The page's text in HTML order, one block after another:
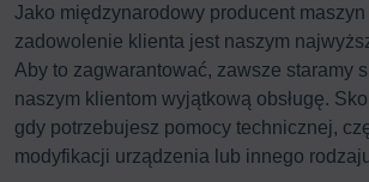
Jako międzynarodowy producent
zadowolenie klienta jest naszym
Aby to zagwarantować, zawsze staramy
naszym klientom wyjątkową obsługę.
gdy potrzebujesz pomocy technicznej,
modyfikacji urządzenia lub innego